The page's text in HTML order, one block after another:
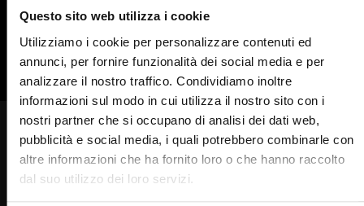
Questo sito web utilizza i cookie
Utilizziamo i cookie per personalizzare contenuti ed
annunci, per fornire funzionalità dei social media e per
analizzare il nostro traffico. Condividiamo inoltre
informazioni sul modo in cui utilizza il nostro sito con i
nostri partner che si occupano di analisi dei dati web,
pubblicità e social media, i quali potrebbero combinarle con
altre informazioni che ha fornito loro o che hanno raccolto
dal suo utilizzo dei loro servizi.
835
836 837
840
841 842
Padre Pio e l’aldilà
STAFF 12/10/2023 0 6.2K 563 0